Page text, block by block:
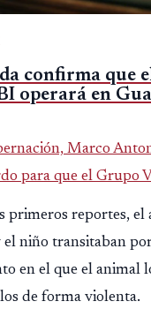
confirma que
operará en
Marco
para que el Grupo
a partir de julio, tras
anterior del
primeros reportes, el
niño transitaban
en el que el animal
de forma violenta.